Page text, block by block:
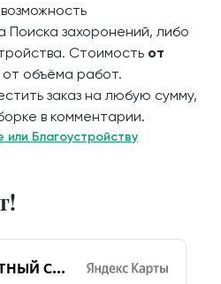
Поиска захоронений, либо
Стоимость от
от объёма работ.
заказ на любую сумму,
в комментарии.
или Благоустройству